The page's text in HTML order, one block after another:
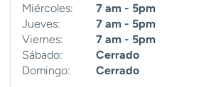
Miércoles:
7 am - 5pm
Jueves:
7 am - 5pm
Viernes:
7 am - 5pm
Sábado:
Cerrado
Domingo:
Cerrado